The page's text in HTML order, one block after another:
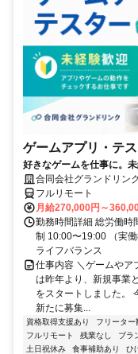
ゲームアプリ・テ
好きなゲームを仕事に。
合同会社グランドリンク
フルリモート
月給270,000円～
勤務時間詳細 総労働時
制 10:00〜19:00 （実
ライフバランス
仕事内容 ＼ゲームやア
は昨年より、新規事業
をスタートしました。
新たに募集...
資格取得支援あり フリーター
フルリモート
残業なし ブラ
土日祝休み
食事補助あり ひ